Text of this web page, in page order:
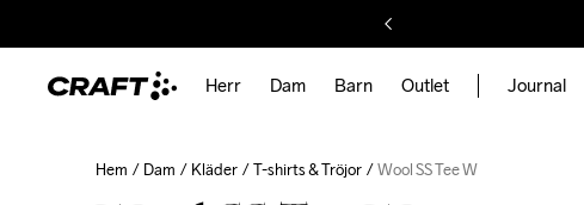
Herr Dam Barn Outlet Journal
Hem Dam Kläder T-shirts & Tröjor Wool SS Tee W